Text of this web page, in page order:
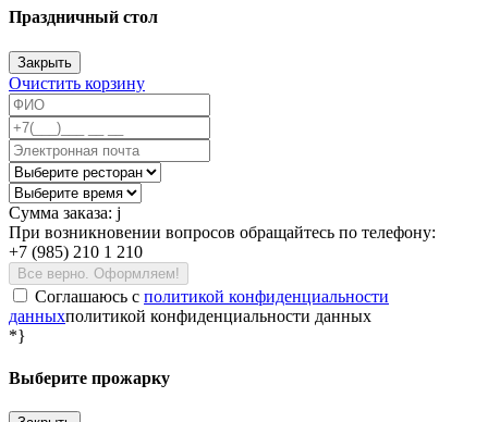
Праздничный стол
Закрыть
Очистить корзину
Сумма заказа: j
При возникновении вопросов обращайтесь по телефону:
+7 (985) 210 1 210
Все верно. Оформляем!
Соглашаюсь c политикой конфиденциальности
данныхполитикой конфиденциальности данных
*}
Выберите прожарку